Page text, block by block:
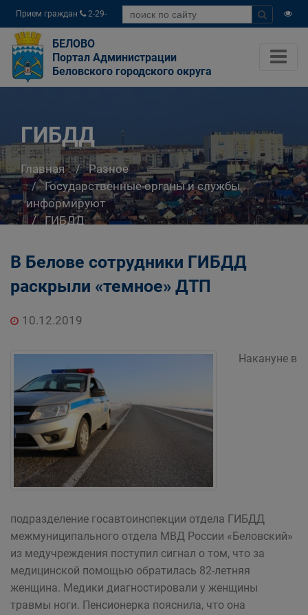
Прием граждан
2-29-
04
БЕЛОВО
Портал Администрации
Беловского городского округа
ГИБДД
Главная
Разное
Государственные органы и службы
информируют
ГИБДД
В Белове сотрудники ГИБДД
раскрыли «темное» ДТП
10.12.2019
Накануне в
подразделение госавтоинспекции отдела ГИБДД
межмуниципального отдела МВД России «Беловский»
из медучреждения поступил сигнал о том, что за
медицинской помощью обратилась 82-летняя
женщина. Медики диагностировали у женщины
травмы ноги. Пенсионерка пояснила, что она